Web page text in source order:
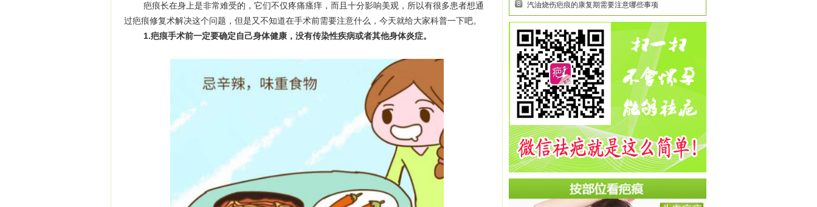
疤痕长在身上是非常难受的，它们不仅疼痛瘙痒，而且十分影响美观，所以有很多患者想通
过疤痕修复术解决这个问题，但是又不知道在手术前需要注意什么，今天就给大家科普一下吧。
1.疤痕手术前一定要确定自己身体健康，没有传染性疾病或者其他身体炎症。
汽油烧伤疤痕的康复期需要注意哪些事项